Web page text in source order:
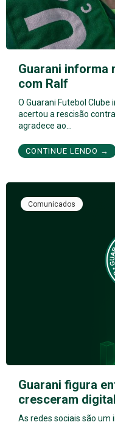
Guarani informa
com Ralf
O Guarani Futebol
acertou a rescisão
agradece ao…
CONTINUE LENDO →
Comunicados
Guarani figura
cresceram
As redes sociais são